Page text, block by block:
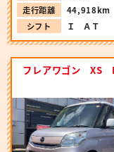
走行距離
44,918km
シフト
Ｉ ＡＴ
フレアワゴン XS